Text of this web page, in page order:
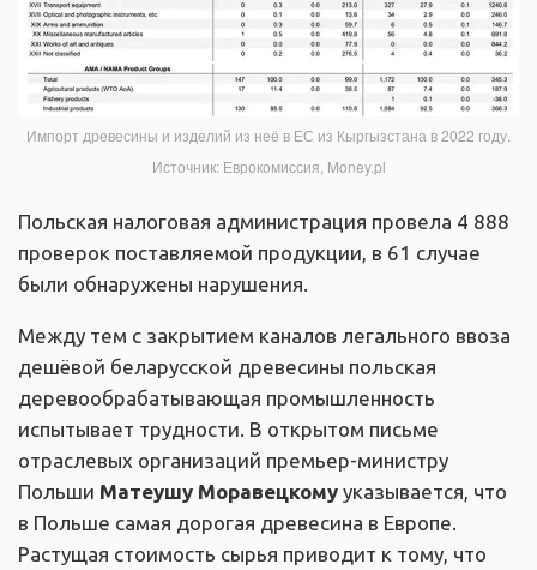
Импорт древесины и изделий из неё в ЕС из Кыргызстана в 2022 году.
Источник: Еврокомиссия, Money.pl
Польская налоговая администрация провела 4 888
проверок поставляемой продукции, в 61 случае
были обнаружены нарушения.
Между тем с закрытием каналов легального ввоза
дешёвой беларусской древесины польская
деревообрабатывающая промышленность
испытывает трудности. В открытом письме
отраслевых организаций премьер-министру
Польши Матеушу Моравецкому указывается, что
в Польше самая дорогая древесина в Европе.
Растущая стоимость сырья приводит к тому, что